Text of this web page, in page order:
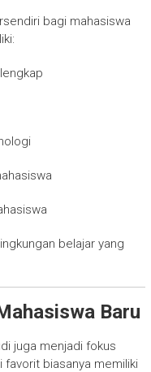
bagi mahasiswa
belajar yang
Baru
juga menjadi fokus
biasanya memiliki